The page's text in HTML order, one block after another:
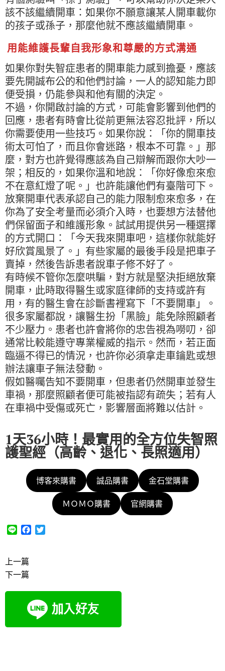
該不該繼續開車：如果你不願意讓某人開車載你
的孩子或孫子，那麼他就不應該繼續開車。
用能維護長輩自我形象和尊嚴的方式溝通
如果你對失智症患者的開車能力感到擔憂，應該
要先開誠布公的和他們討論，一人的認知能力即
便受損，仍能參與和他有關的決定。
不過，你開啟討論的方式，可能會影響到他們的
回應，患者有時會比從前更無法容忍批評，所以
你需要使用一些技巧。如果你說：「你的開車技
術太可怕了，而且你會迷路，根本不可靠。」那
麼，對方也許覺得應該為自己辯解而跟你大吵一
架；相反的，如果你溫和地說：「你好像愈來愈
不在意紅燈了呢。」也許能讓他們有臺階可下。
放棄開車代表承認自己的能力限制愈來愈多，在
你為了安全考量而必須介入時，也要想方法替他
們保留面子和維護形象。試試用提供另一種選擇
的方式開口：「今天我來開車吧，這樣你就能好
好欣賞風景了。」有些家屬的最後手段是把車子
賣掉，然後告訴患者說車子修不好了。
有時候不管你怎麼哄騙，對方就是堅決拒絕放棄
開車，此時取得醫生或家庭律師的支持或許有
用，有的醫生會在診斷書裡寫下「不要開車」。
很多家屬都說，讓醫生扮「黑臉」能免除照顧者
不少壓力。患者也許會將你的忠告視為嘮叨，卻
通常比較能遵守專業權威的指示。然而，若正面
臨逼不得已的情況，也許你必須拿走車鑰匙或想
辦法讓車子無法發動。
假如醫囑告知不要開車，但患者仍然開車並發生
車禍，那麼照顧者便可能被指認有疏失；若有人
在車禍中受傷或死亡，影響層面將難以估計。
1天36小時！最實用的全方位失智照
護聖經（高齡、退化、長照適用）
博客來購書 誠品購書 金石堂購書
ＭＯＭＯ購書 官網購書
e
o
k
r
上一篇
下一篇